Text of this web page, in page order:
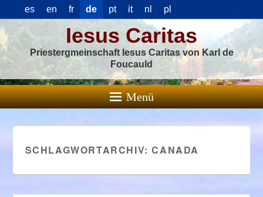
es en fr de pt it nl pl
Iesus Caritas
Priestergmeinschaft Iesus Caritas von Karl de
Foucauld
Menü
SCHLAGWORTARCHIV:CANADA